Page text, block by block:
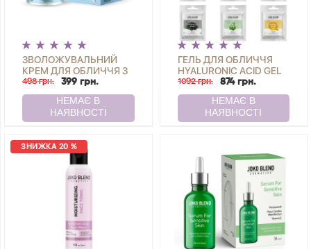
ЗВОЛОЖУВАЛЬНИЙ
КРЕМ ДЛЯ ОБЛИЧЧЯ З
ГІАЛУРОНОВОЮ
КИСЛОТОЮ AQUA
GLOW JOKO BLEND 50
498 грн. 399 грн.
ГЕЛЬ ДЛЯ ОБЛИЧЧЯ
HYALURONIC ACID GEL
JOKO BLEND 30 МЛ +
НАБІР ГІДРОГЕЛЕВИХ
МАСОК 20 Г
1092 грн. 874 грн.
ЗНИЖКА 20 %